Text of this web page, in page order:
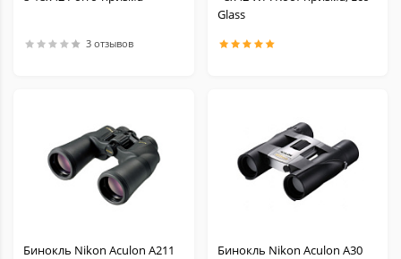
3 отзывов
Glass
Бинокль Nikon Aculon A211
Бинокль Nikon Aculon A30